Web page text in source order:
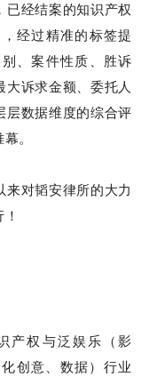
经结案的知识产权
经过精准的标签提
、案件性质、胜诉
诉求金额、委托人
层数据维度的综合评
。
对韬安律所的大力
产权与泛娱乐（影
创意、数据）行业